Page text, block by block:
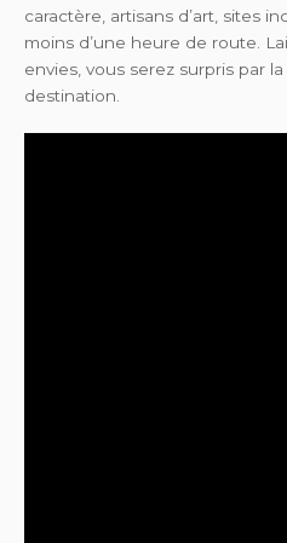
caractère, artisans d’art, sites
moins d’une heure de route.
envies, vous serez surpris par
destination.